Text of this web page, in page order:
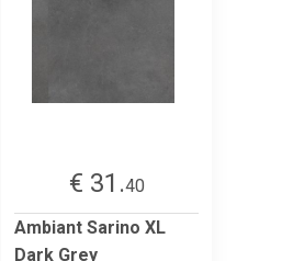
€ 31.40
Ambiant Sarino XL
Dark Grey